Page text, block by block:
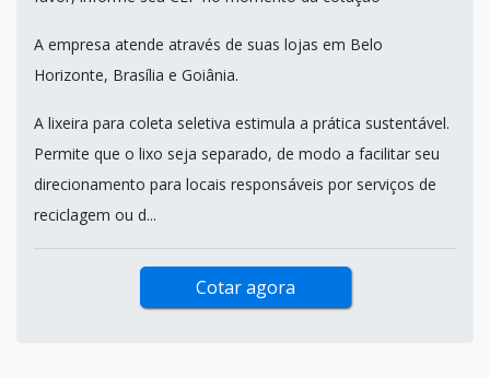
A empresa atende através de suas lojas em Belo
Horizonte, Brasília e Goiânia.
A lixeira para coleta seletiva estimula a prática sustentável.
Permite que o lixo seja separado, de modo a facilitar seu
direcionamento para locais responsáveis por serviços de
reciclagem ou d...
Cotar agora